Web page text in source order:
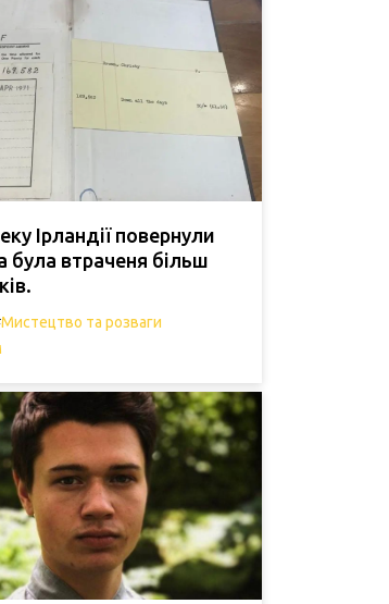
Ірландії повернули
була втраченя більш
Мистецтво та розваги